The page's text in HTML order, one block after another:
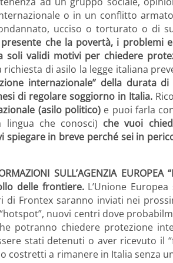
o in un conflitto
ucciso o torturato o di
che la povertà, i problemi
soli validi motivi per chiedere
richiesta di asilo la legge italiana
internazionale” della durata
di regolare soggiorno in Italia.
(asilo politico) e puoi farla
lingua che conosci) che vuoi
spiegare in breve perché sei in
SULL’AGENZIA
delle frontiere.L’Unione
di Frontex saranno inviati nei
nuovi centri dove
potranno chiedere protezione
stati detenuti o aver ricevuto il
costretti a rimanere in Italia senza